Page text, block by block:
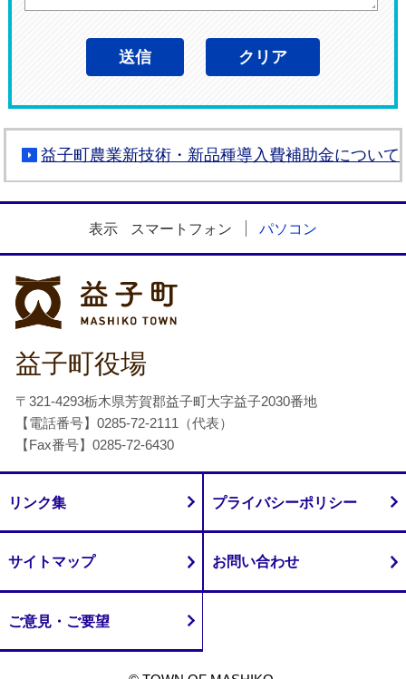
益子町農業新技術・新品種導入費補助金について
表示 スマートフォン パソコン
益子町役場
〒321-4293栃木県芳賀郡益子町大字益子2030番地
【電話番号】0285-72-2111（代表）
【Fax番号】0285-72-6430
リンク集 プライバシーポリシー
サイトマップ お問い合わせ
ご意見・ご要望